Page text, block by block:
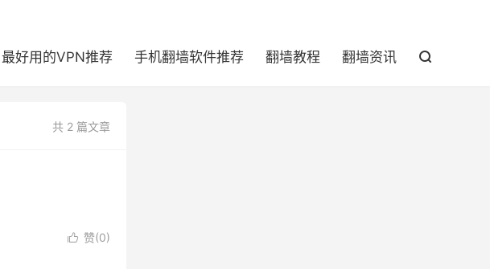
好用的VPN推荐 手机翻墙软件推荐 翻墙教程 翻墙资讯 
共 2 篇文章
 赞(0)